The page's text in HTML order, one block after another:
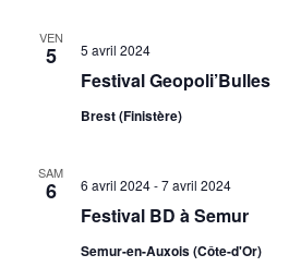
VEN
5
Festival Geopoli’Bulles
5 avril 2024
Brest (Finistère)
SAM
6
Festival BD à Semur
6 avril 2024-7 avril 2024
Semur-en-Auxois (Côte-d'Or)